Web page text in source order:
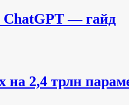
ChatGPT — гайд
на 2,4 трлн